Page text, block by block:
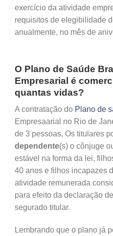
exercício da atividade
requisitos de elegibilidade
anualmente, no mês de
O Plano de Saúde
Empresarial é
quantas vidas?
A contratação do Plano de
Empresaarial no Rio de
de 3 pessoas, Os titulares
dependente(s) o cônjuge
estável na forma da lei,
40 anos e filhos incapazes
atividade remunerada
para efeito da declaração
segurado titular.
Lembrando que o plano já